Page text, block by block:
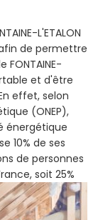
L'ETALON
de permettre
et d'être
effet, selon
(ONEP),
énergétique
10% de ses
de personnes
soit 25%